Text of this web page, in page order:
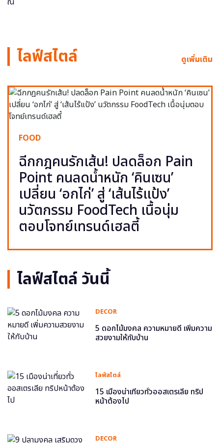
ไลฟ์สไตล์ ดูเพิ่มเติม
FOOD
ฉีกกฎคนรักเส้น! ปลดล็อก Pain
Point คนลดน้ำหนัก ‘คินเซน’
เปลี่ยน ‘อกไก่’ สู่ ‘เส้นไร้แป้ง’
นวัตกรรม FoodTech เนื้อนุ่ม
ตอบโจทย์เทรนด์เฮลตี้
ไลฟ์สไตล์ วันนี้
DECOR
5 ดอกไม้มงคล ความหมายดี เพิ่มความ
สวยงามให้กับบ้าน
ไลฟ์สไตล์
15 เมืองน่าเที่ยวทั่วออสเตรเลีย ทริป
หน้าต้องไป
DECOR